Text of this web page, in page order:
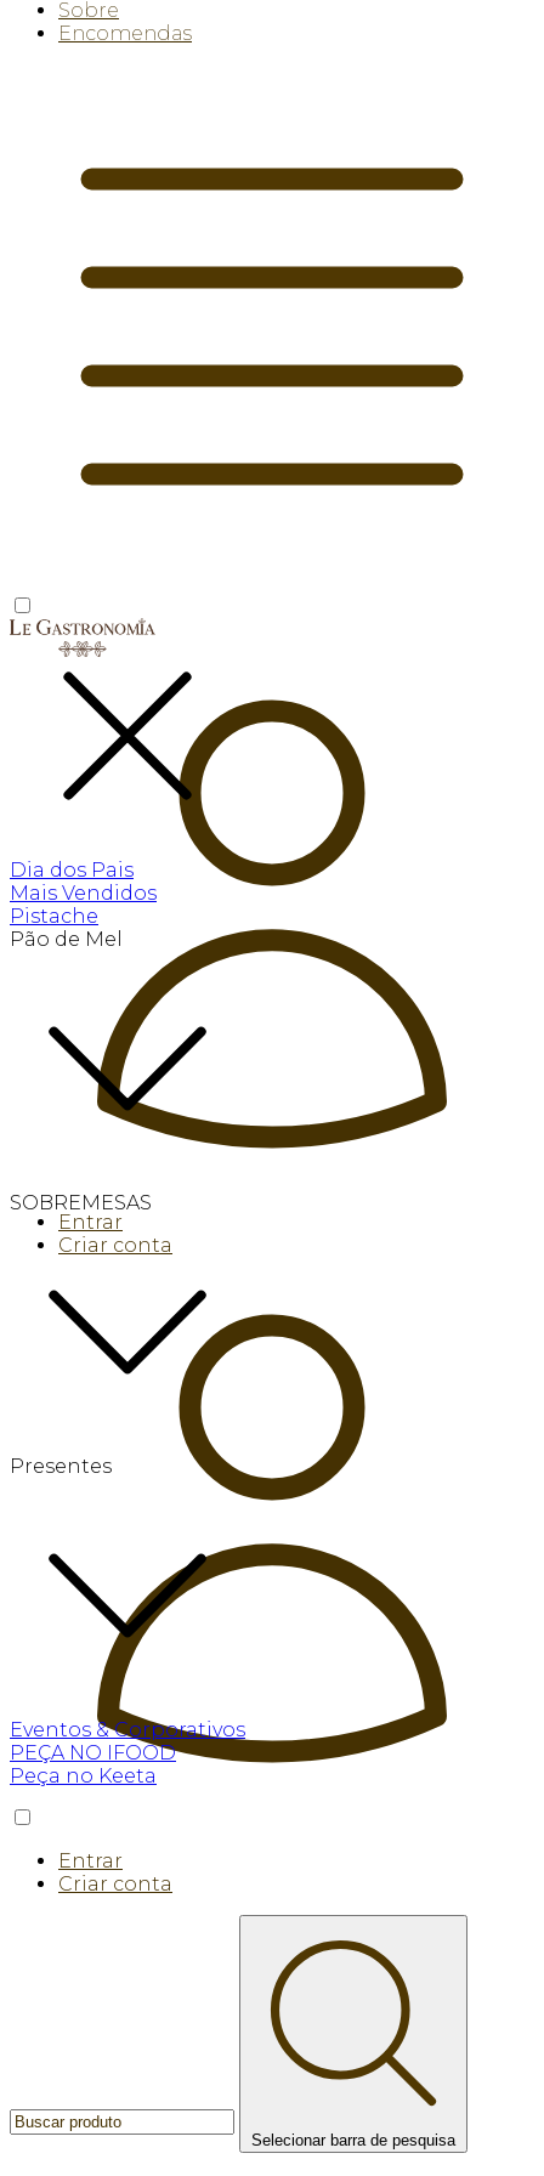
Sobre
Encomendas
Dia dos Pais
Mais Vendidos
Pistache
Pão de Mel
SOBREMESAS
Presentes
Eventos & Corporativos
PEÇA NO IFOOD
Peça no Keeta
Entrar
Criar conta
Entrar
Criar conta
Selecionar barra de pesquisa